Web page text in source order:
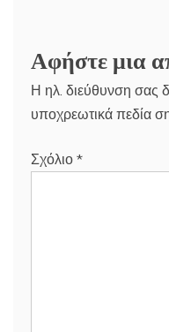
Αφήστε μια
Η ηλ. διεύθυνση σας
υποχρεωτικά πεδία
Σχόλιο *